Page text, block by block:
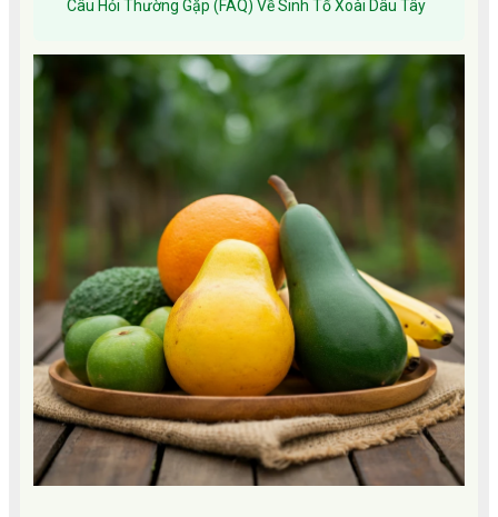
Câu Hỏi Thường Gặp (FAQ) Về Sinh Tố Xoài Dâu Tây